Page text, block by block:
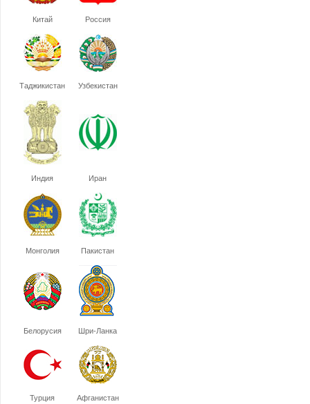
Китай Россия
Таджикистан Узбекистан
Индия Иран
Монголия Пакистан
Белорусия Шри-Ланка
Турция Афганистан